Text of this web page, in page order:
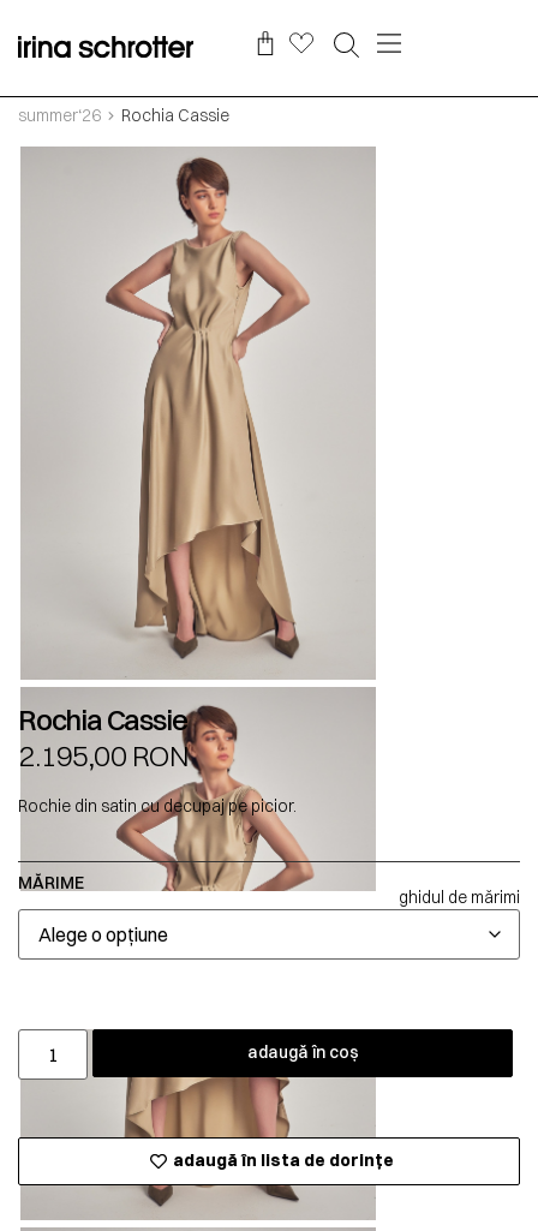
summer‘26 Rochia Cassie
Rochia Cassie
2.195,00 RON
Rochie din satin cu decupaj pe picior.
MĂRIME
ghidul de mărimi
adaugă în coș
adaugă în lista de dorințe